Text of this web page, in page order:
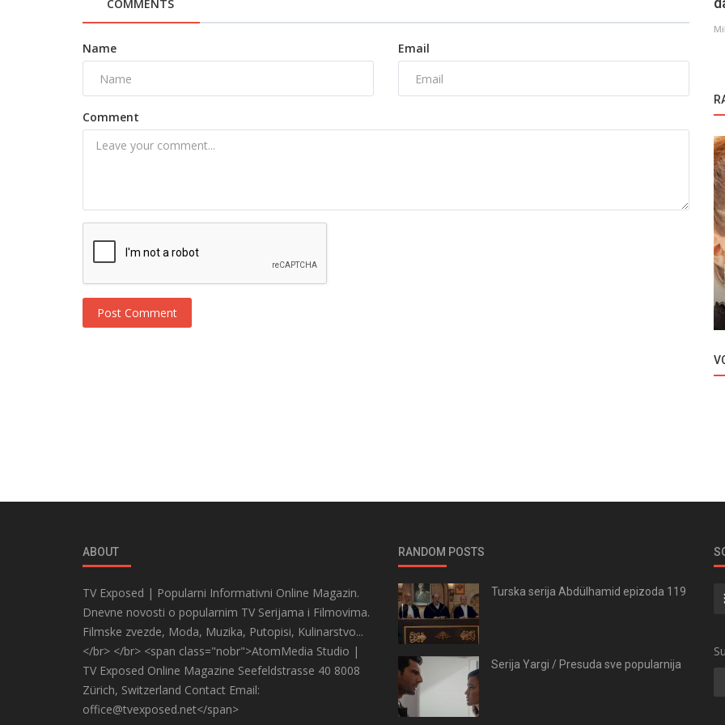
COMMENTS
Name Email
Comment
Post Comment
Novosti
Otkriven datum nastavka turske serije
Gonul Dagi
ABOUT
TV Exposed | Popularni Informativni Online Magazin.
Dnevne novosti o popularnim TV Serijama i Filmovima.
Filmske zvezde, Moda, Muzika, Putopisi, Kulinarstvo...
</br> </br> <span class="nobr">AtomMedia Studio |
TV Exposed Online Magazine Seefeldstrasse 40 8008
Zürich, Switzerland Contact Email:
office@tvexposed.net</span>
RANDOM POSTS
Turska serija Abdülhamid epizoda 119
Serija Yargi / Presuda sve popularnija